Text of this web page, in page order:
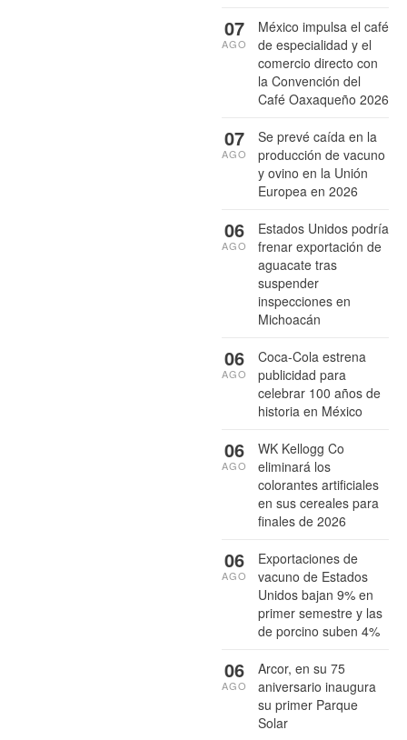
México impulsa el café
de especialidad y el
comercio directo con
la Convención del
Café Oaxaqueño 2026
07
AGO
Se prevé caída en la
producción de vacuno
y ovino en la Unión
Europea en 2026
07
AGO
Estados Unidos podría
frenar exportación de
aguacate tras
suspender
inspecciones en
Michoacán
06
AGO
Coca-Cola estrena
publicidad para
celebrar 100 años de
historia en México
06
AGO
WK Kellogg Co
eliminará los
colorantes artificiales
en sus cereales para
finales de 2026
06
AGO
Exportaciones de
vacuno de Estados
Unidos bajan 9% en
primer semestre y las
de porcino suben 4%
06
AGO
Arcor, en su 75
aniversario inaugura
su primer Parque
Solar
06
AGO